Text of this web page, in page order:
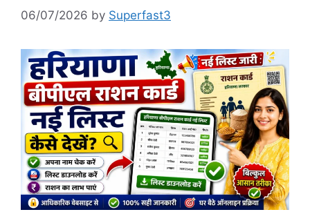
06/07/2026 by Superfast3